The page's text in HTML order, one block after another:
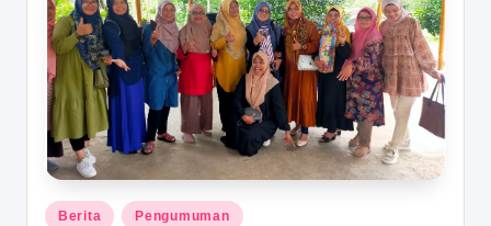
Posted
Berita Pengumuman